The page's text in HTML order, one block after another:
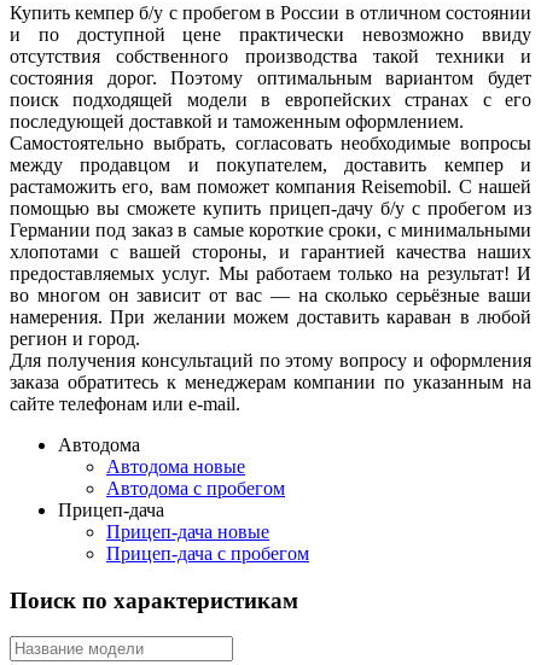
Купить кемпер б/у с пробегом в России в отличном состоянии
и по доступной цене практически невозможно ввиду
отсутствия собственного производства такой техники и
состояния дорог. Поэтому оптимальным вариантом будет
поиск подходящей модели в европейских странах с его
последующей доставкой и таможенным оформлением.
Самостоятельно выбрать, согласовать необходимые вопросы
между продавцом и покупателем, доставить кемпер и
растаможить его, вам поможет компания Reisemobil. С нашей
помощью вы сможете купить прицеп-дачу б/у с пробегом из
Германии под заказ в самые короткие сроки, с минимальными
хлопотами с вашей стороны, и гарантией качества наших
предоставляемых услуг. Мы работаем только на результат! И
во многом он зависит от вас — на сколько серьёзные ваши
намерения. При желании можем доставить караван в любой
регион и город.
Для получения консультаций по этому вопросу и оформления
заказа обратитесь к менеджерам компании по указанным на
сайте телефонам или e-mail.
Автодома
Автодома новые
Автодома с пробегом
Прицеп-дача
Прицеп-дача новые
Прицеп-дача с пробегом
Поиск по характеристикам